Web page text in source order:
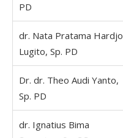
PD
dr. Nata Pratama Hardjo
Lugito, Sp. PD
Dr. dr. Theo Audi Yanto,
Sp. PD
dr. Ignatius Bima